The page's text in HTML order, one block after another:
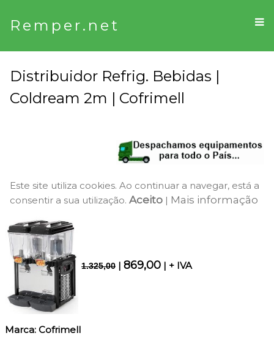
Remper.net
Distribuidor Refrig. Bebidas |
Coldream 2m | Cofrimell
Este site utiliza cookies. Ao continuar a navegar, está a
consentir a sua utilização. Aceito | Mais informação
1.325,00 | 869,00 | + IVA
Marca: Cofrimell